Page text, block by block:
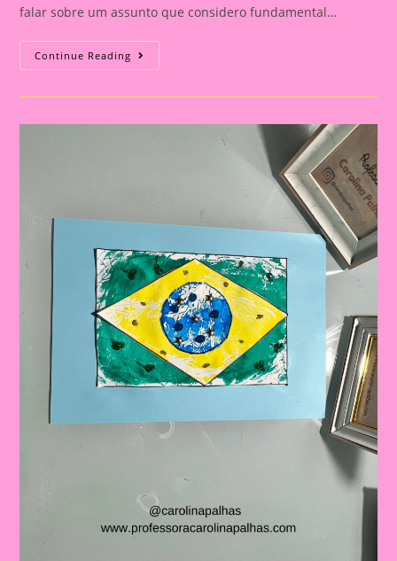
falar sobre um assunto que considero fundamental…
Continue Reading Explorando
A
Do